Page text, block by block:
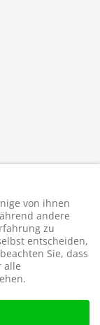
von ihnen
andere
zu
entscheiden,
Sie, dass
alle